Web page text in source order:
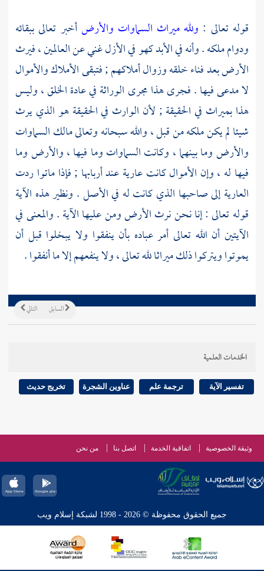
قوله تعالى : ولله ميراث السماوات والأرضأخبر تعالى ببقائه
ودوام ملكه . وأنه في الأبد كهو في الأزل غني عن العالمين ، فيرث
الأرض بعد فناء خلقه وزوال أملاكهم ; فتبقى الأملاك والأموال
لا مدعى فيها . فجرى هذا مجرى الوراثة في عادة الخلق ، وليس
هذا بميراث في الحقيقة ; لأن الوارث في الحقيقة هو الذي يرث
شيئا لم يكن ملكه من قبل ، والله سبحانه وتعالى مالك السماوات
والأرض وما بينهما ، وكانت السماوات وما فيها ، والأرض وما
فيها له ، وإن الأموال كانت عارية عند أربابها ; فإذا ماتوا ردت
العارية إلى صاحبها الذي كانت له في الأصل . ونظير هذه الآية
قوله تعالى : إنا نحن نرث الأرض ومن عليها الآية . والمعنى في
الآيتين أن الله تعالى أمر عباده بأن ينفقوا ولا يبخلوا قبل أن
يموتوا ويتركوا ذلك ميراثا لله تعالى ، ولا ينفعهم إلا ما أنفقوا .
التالي السابق
الخدمات العلمية
تفسير الآية ترجمة علم عناوين الشجرة تخريج حديث
وثيقة الخصوصية اتفاقية الخدمة اتصل بنا من نحن
جميع الحقوق محفوظة © 2026 - 1998 لشبكة إسلام ويب